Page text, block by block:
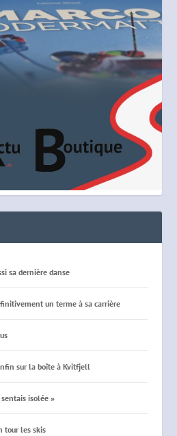
sa dernière danse
un terme à sa carrière
sur la boîte à Kvitfjell
isolée »
tour les skis